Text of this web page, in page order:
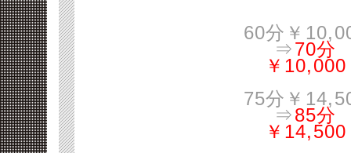
60分￥
⇒70分
￥10,000
75分￥
⇒85分
￥14,500